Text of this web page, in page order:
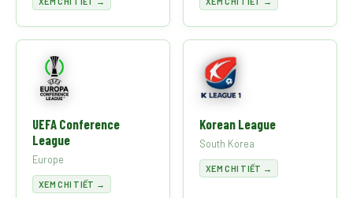
UEFA Conference
League
Europe
XEM CHI TIẾT →
Korean League
South Korea
XEM CHI TIẾT →